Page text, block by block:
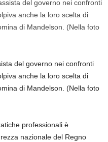
del governo nei confronti
anche la loro scelta di
di Mandelson. (Nella foto
professionali è
nazionale del Regno